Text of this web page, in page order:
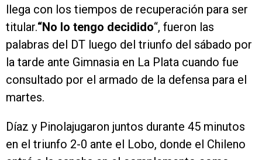
llega con los tiempos de recuperación para ser
titular.“No lo tengo decidido“, fueron las
palabras del DT luego del triunfo del sábado por
la tarde ante Gimnasia en La Plata cuando fue
consultado por el armado de la defensa para el
martes.
Díaz y Pinolajugaron juntos durante 45 minutos
en el triunfo 2-0 ante el Lobo, donde el Chileno